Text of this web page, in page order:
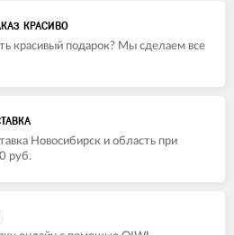
КРАСИВО
красивый подарок? Мы сделаем все
Новосибирск и область при
руб.